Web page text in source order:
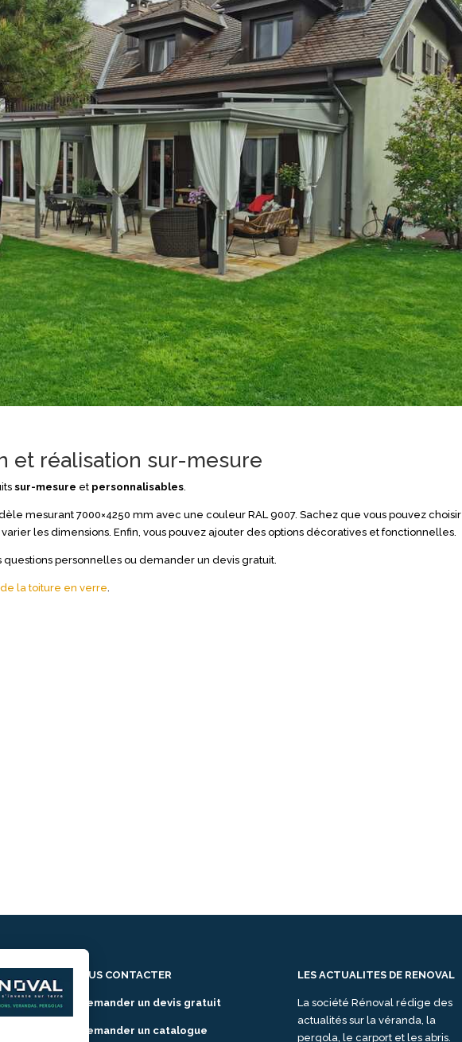
et réalisation sur-mesure
sur-mesure et personnalisables.
mesurant 7000×4250 mm avec une couleur RAL 9007. Sachez que vous pouvez choisir
les dimensions. Enfin, vous pouvez ajouter des options décoratives et fonctionnelles.
questions personnelles ou demander un devis gratuit.
la toiture en verre.
NOUS CONTACTER
> Demander un devis gratuit
> Demander un catalogue
LES ACTUALITES DE RENOVAL
La société Rénoval rédige des
actualités sur la véranda, la
pergola, le carport et les abris.